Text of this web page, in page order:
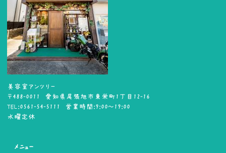
美容室アンツリー
〒488-0011 愛知県尾張旭市東栄町1丁目12-16
TEL:0561-54-5111 営業時間:9:00～19:00
水曜定休
メニュー